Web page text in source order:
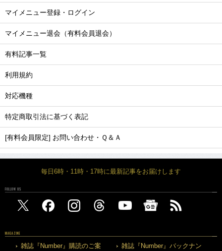
マイメニュー登録・ログイン
マイメニュー退会（有料会員退会）
有料記事一覧
利用規約
対応機種
特定商取引法に基づく表記
[有料会員限定] お問い合わせ・Ｑ＆Ａ
毎日6時・11時・17時に最新記事をお届けします
FOLLOW US
MAGAZINE
雑誌『Number』購読のご案
雑誌『Number』バックナン